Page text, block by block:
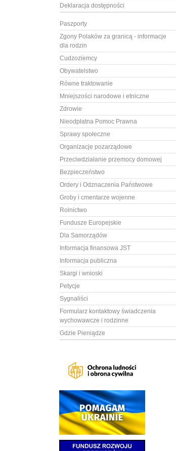
Deklaracja dostępności
Paszporty
Zgony Polaków za granicą - informacje
dla rodzin
Cudzoziemcy
Obywatelstwo
Równe traktowanie
Mniejszości narodowe i etniczne
Zdrowie
Nieodpłatna Pomoc Prawna
Sprawy społeczne
Organizacje pozarządowe
Przeciwdziałanie przemocy domowej
Bezpieczeństwo
Ordery i Odznaczenia Państwowe
Groby i cmentarze wojenne
Rolnictwo
Fundusze Europejskie
Dla Samorządów
Informacja finansowa JST
Informacja publiczna
Skargi i wnioski
Petycje
Sygnaliści
Formularz kontaktowy świadczenia
wychowawcze i rodzinne
Gdzie Pieniądze